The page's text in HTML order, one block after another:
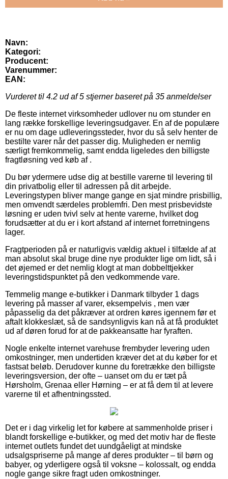
Navn:
Kategori:
Producent:
Varenummer:
EAN:
Vurderet til 4.2 ud af 5 stjerner baseret på 35 anmeldelser
De fleste internet virksomheder udlover nu om stunder en
lang række forskellige leveringsudgaver. En af de populære
er nu om dage udleveringssteder, hvor du så selv henter de
bestilte varer når det passer dig. Muligheden er nemlig
særligt fremkommelig, samt endda ligeledes den billigste
fragtløsning ved køb af .
Du bør ydermere udse dig at bestille varerne til levering til
din privatbolig eller til adressen på dit arbejde.
Leveringstypen bliver mange gange en sjat mindre prisbillig,
men omvendt særdeles problemfri. Den mest prisbevidste
løsning er uden tvivl selv at hente varerne, hvilket dog
forudsætter at du er i kort afstand af internet forretningens
lager.
Fragtperioden på er naturligvis vældig aktuel i tilfælde af at
man absolut skal bruge dine nye produkter lige om lidt, så i
det øjemed er det nemlig klogt at man dobbelttjekker
leveringstidspunktet på den vedkommende vare.
Temmelig mange e-butikker i Danmark tilbyder 1 dags
levering på masser af varer, eksempelvis , men vær
påpasselig da det påkræver at ordren køres igennem før et
aftalt klokkeslæt, så de sandsynligvis kan nå at få produktet
ud af døren forud for at de pakkeansatte har fyraften.
Nogle enkelte internet varehuse frembyder levering uden
omkostninger, men undertiden kræver det at du køber for et
fastsat beløb. Derudover kunne du foretrække den billigste
leveringsversion, der ofte – uanset om du er tæt på
Hørsholm, Grenaa eller Hørning – er at få dem til at levere
varerne til et afhentningssted.
Det er i dag virkelig let for købere at sammenholde priser i
blandt forskellige e-butikker, og med det motiv har de fleste
internet outlets fundet det uundgåeligt at mindske
udsalgspriserne på mange af deres produkter – til børn og
babyer, og yderligere også til voksne – kolossalt, og endda
nogle gange sikre fragt uden omkostninger.